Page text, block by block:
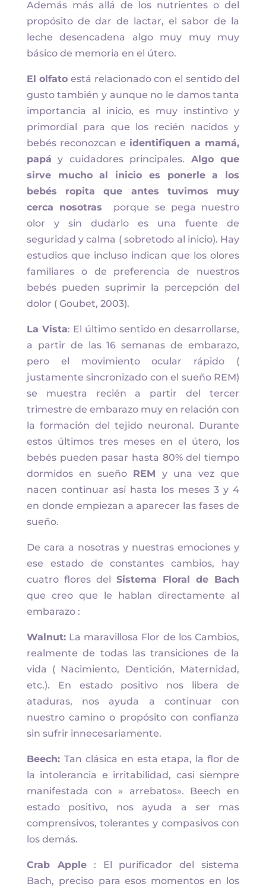
Además más allá de los nutrientes o del
propósito de dar de lactar, el sabor de la
leche desencadena algo muy muy muy
básico de memoria en el útero.
El olfato está relacionado con el sentido del
gusto también y aunque no le damos tanta
importancia al inicio, es muy instintivo y
primordial para que los recién nacidos y
bebés reconozcan e identifiquen a mamá,
papá y cuidadores principales. Algo que
sirve mucho al inicio es ponerle a los
bebés ropita que antes tuvimos muy
cerca nosotras
porque se pega nuestro
olor y sin dudarlo es una fuente de
seguridad y calma ( sobretodo al inicio). Hay
estudios que incluso indican que los olores
familiares o de preferencia de nuestros
bebés pueden suprimir la percepción del
dolor ( Goubet, 2003).
La Vista: El último sentido en desarrollarse,
a partir de las 16 semanas de embarazo,
pero el movimiento ocular rápido (
justamente sincronizado con el sueño REM)
se muestra recién a partir del tercer
trimestre de embarazo muy en relación con
la formación del tejido neuronal. Durante
estos últimos tres meses en el útero, los
bebés pueden pasar hasta 80% del tiempo
dormidos en sueño REM y una vez que
nacen continuar así hasta los meses 3 y 4
en donde empiezan a aparecer las fases de
sueño.
De cara a nosotras y nuestras emociones y
ese estado de constantes cambios, hay
cuatro flores del Sistema Floral de Bach
que creo que le hablan directamente al
embarazo :
Walnut:La maravillosa Flor de los Cambios,
realmente de todas las transiciones de la
vida ( Nacimiento, Dentición, Maternidad,
etc.). En estado positivo nos libera de
ataduras, nos ayuda a continuar con
nuestro camino o propósito con confianza
sin sufrir innecesariamente.
Beech: Tan clásica en esta etapa, la flor de
la intolerancia e irritabilidad, casi siempre
manifestada con » arrebatos». Beech en
estado positivo, nos ayuda a ser mas
comprensivos, tolerantes y compasivos con
los demás.
Crab Apple: El purificador del sistema
Bach, preciso para esos momentos en los